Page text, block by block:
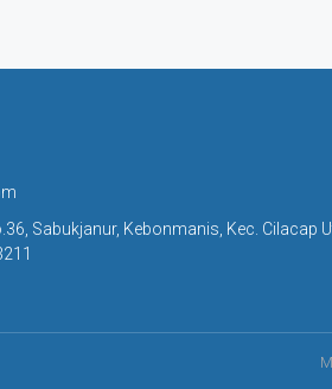
Sabukjanur, Kebonmanis, Kec. Cilacap